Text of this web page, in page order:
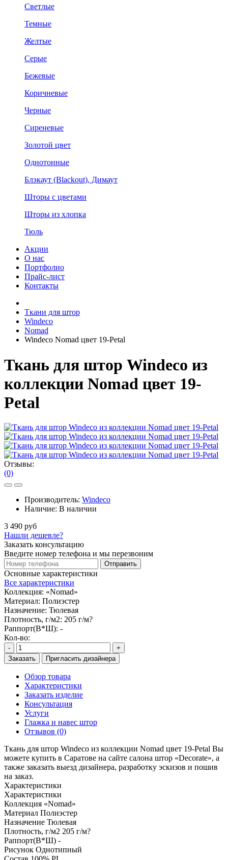
Светлые
Темные
Желтые
Серые
Бежевые
Коричневые
Черные
Сиреневые
Золотой цвет
Однотонные
Блэкаут (Blackout), Димаут
Шторы с цветами
Шторы из хлопка
Тюль
Акции
О нас
Портфолио
Прайс-лист
Контакты
Ткани для штор
Windeco
Nomad
Windeco Nomad цвет 19-Petal
Ткань для штор Windeco из
коллекции Nomad цвет 19-
Petal
Отзывы:
(0)
Производитель: Windeco
Наличие: В наличии
3 490 руб
Нашли дешевле?
Заказать консультацию
Введите номер телефона и мы перезвоним
Отправить
Основные характеристики
Все характеристики
Коллекция: «Nomad»
Материал: Полиэстер
Назначение: Тюлевая
Плотность, г/м2: 205 г/м?
Раппорт(В*Ш): -
Кол-во:
-
+
Заказать
Пригласить дизайнера
Обзор товара
Характеристики
Заказать изделие
Консультация
Услуги
Глажка и навес штор
Отзывов (0)
Ткань для штор Windeco из коллекции Nomad цвет 19-Petal Вы
можете купить в Саратове на сайте салона штор «Decorate», а
также заказать выезд дизайнера, разработку эскизов и пошив
на заказ.
Характеристики
Характеристики
Коллекция «Nomad»
Материал Полиэстер
Назначение Тюлевая
Плотность, г/м2 205 г/м?
Раппорт(В*Ш) -
Рисунок Однотипный